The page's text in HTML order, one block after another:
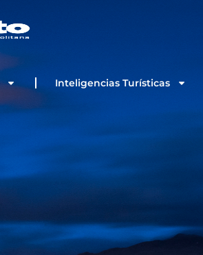
Inteligencias Turísticas